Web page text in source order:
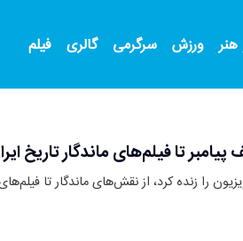
ورزش سرگرمی گالری فیلم
تا فیلم‌های ماندگار تاریخ
را زنده کرد، از نقش‌های ماندگار تا